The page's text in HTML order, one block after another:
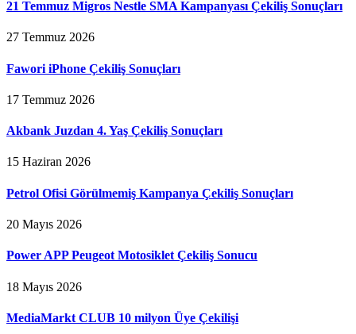
21 Temmuz Migros Nestle SMA Kampanyası Çekiliş Sonuçları
27 Temmuz 2026
Fawori iPhone Çekiliş Sonuçları
17 Temmuz 2026
Akbank Juzdan 4. Yaş Çekiliş Sonuçları
15 Haziran 2026
Petrol Ofisi Görülmemiş Kampanya Çekiliş Sonuçları
20 Mayıs 2026
Power APP Peugeot Motosiklet Çekiliş Sonucu
18 Mayıs 2026
MediaMarkt CLUB 10 milyon Üye Çekilişi